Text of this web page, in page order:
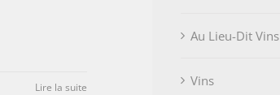
Lire la suite
Au Lieu-Dit Vins
Vins